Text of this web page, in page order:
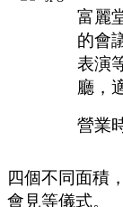
富麗
的會
表演
廳，
營業
四個不同面積
會見等儀式。